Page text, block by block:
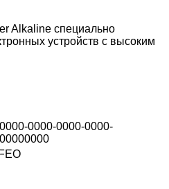
Alkaline специально
устройств с высоким
0000-0000-0000-